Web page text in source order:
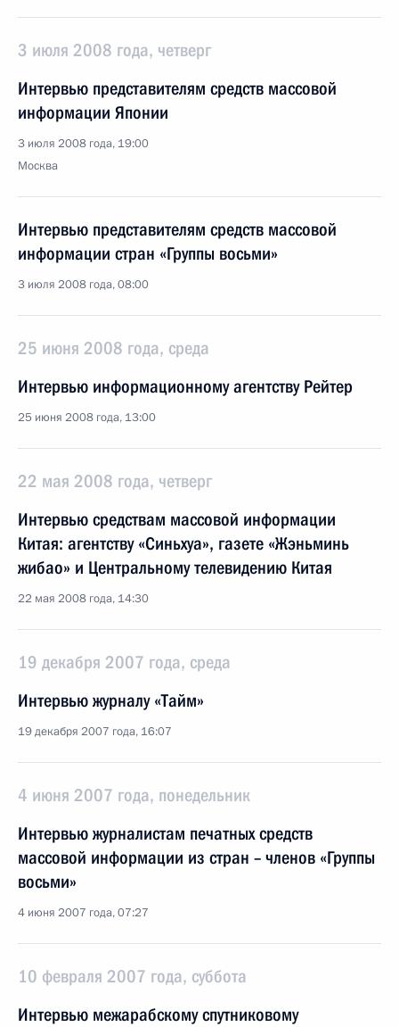
3 июля 2008 года, четверг
Интервью представителям средств массовой
информации Японии
3 июля 2008 года, 19:00
Москва
Интервью представителям средств массовой
информации стран «Группы восьми»
3 июля 2008 года, 08:00
25 июня 2008 года, среда
Интервью информационному агентству Рейтер
25 июня 2008 года, 13:00
22 мая 2008 года, четверг
Интервью средствам массовой информации
Китая: агентству «Синьхуа», газете «Жэньминь
жибао» и Центральному телевидению Китая
22 мая 2008 года, 14:30
19 декабря 2007 года, среда
Интервью журналу «Тайм»
19 декабря 2007 года, 16:07
4 июня 2007 года, понедельник
Интервью журналистам печатных средств
массовой информации из стран – членов «Группы
восьми»
4 июня 2007 года, 07:27
10 февраля 2007 года, суббота
Интервью межарабскому спутниковому